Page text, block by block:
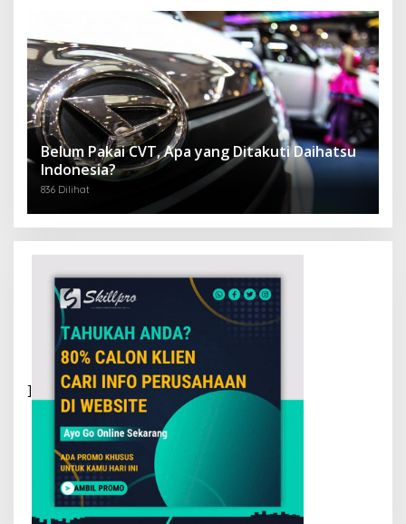
Belum Pakai CVT, Apa yang Ditakuti Daihatsu
Indonesia?
836 Dilihat
]